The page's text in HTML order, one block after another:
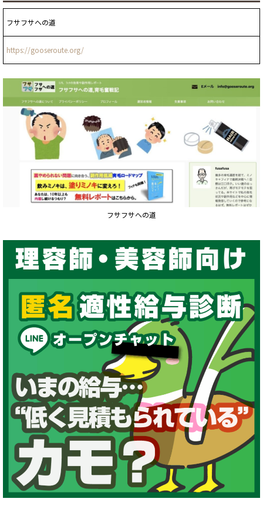
フサフサへの道
https://gooseroute.org/
フサフサへの道